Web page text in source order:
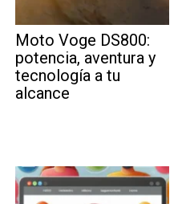
Moto Voge DS800:
potencia, aventura y
tecnología a tu
alcance